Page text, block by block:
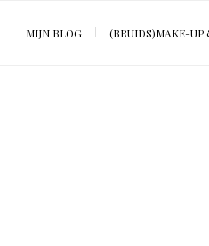
MIJN BLOG (BRUIDS)MAKE-UP